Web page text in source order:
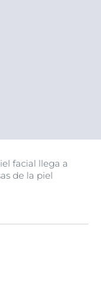
facial llega a
de la piel